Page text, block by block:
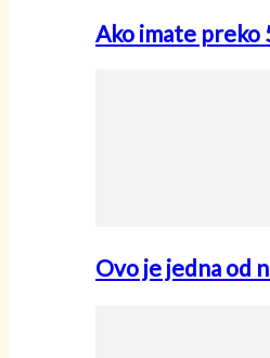
Ako imate preko
Ovo je jedna od